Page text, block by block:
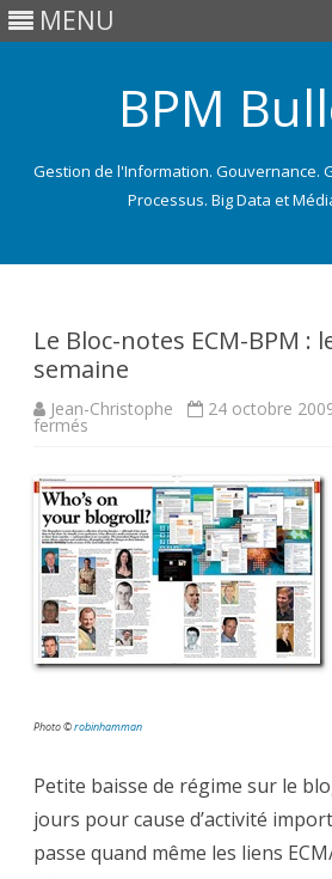
MENU
BPM
Gestion de l'Information. Gouvernance.
Processus. Big Data et
Le Bloc-notes ECM-BPM :
semaine
Jean-Christophe 24 octobre
fermés
ECM-
BPM
:
les
liens
de
la
semaine
Photo ©robinhamman
Petite baisse de régime sur le
jours pour cause d’activité
passe quand même les liens